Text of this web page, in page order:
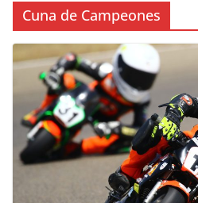
Cuna de Campeones